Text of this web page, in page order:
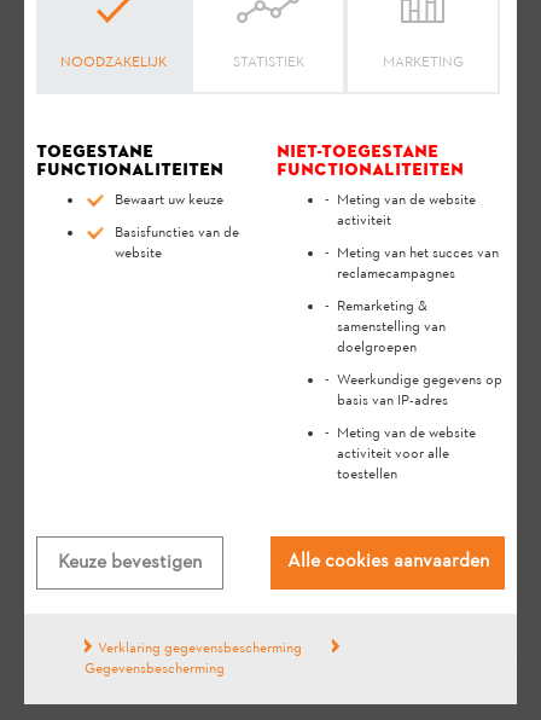
over onze slimme oplossingen.
Worden mijn gegevens uit het oude
STIHL connected-systeem bewaard?
NOODZAKELIJK STATISTIEK MARKETING
Toegestane
functionaliteiten
Bewaart uw keuze
Basisfuncties van de
website
Niet-toegestane
functionaliteiten
Meting van de website
activiteit
Meting van het succes van
reclamecampagnes
Remarketing &
samenstelling van
doelgroepen
Weerkundige gegevens op
basis van IP-adres
Meting van de website
activiteit voor alle
toestellen
Keuze bevestigen Alle cookies aanvaarden
Verklaring gegevensbescherming
Gegevensbescherming